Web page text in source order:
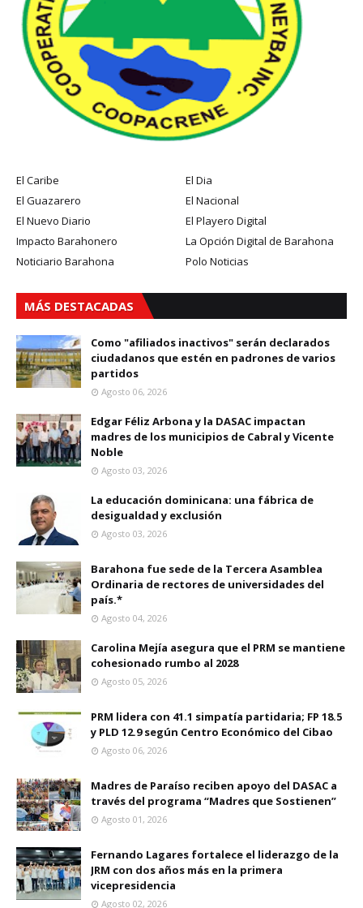
El Caribe
El Dia
El Guazarero
El Nacional
El Nuevo Diario
El Playero Digital
Impacto Barahonero
La Opción Digital de Barahona
Noticiario Barahona
Polo Noticias
MÁS DESTACADAS
Como "afiliados inactivos" serán declarados
ciudadanos que estén en padrones de varios
partidos
Agosto 06, 2026
Edgar Féliz Arbona y la DASAC impactan
madres de los municipios de Cabral y Vicente
Noble
Agosto 03, 2026
La educación dominicana: una fábrica de
desigualdad y exclusión
Agosto 03, 2026
Barahona fue sede de la Tercera Asamblea
Ordinaria de rectores de universidades del
país.*
Agosto 04, 2026
Carolina Mejía asegura que el PRM se mantiene
cohesionado rumbo al 2028
Agosto 05, 2026
PRM lidera con 41.1 simpatía partidaria; FP 18.5
y PLD 12.9 según Centro Económico del Cibao
Agosto 06, 2026
Madres de Paraíso reciben apoyo del DASAC a
través del programa “Madres que Sostienen”
Agosto 01, 2026
Fernando Lagares fortalece el liderazgo de la
JRM con dos años más en la primera
vicepresidencia
Agosto 02, 2026